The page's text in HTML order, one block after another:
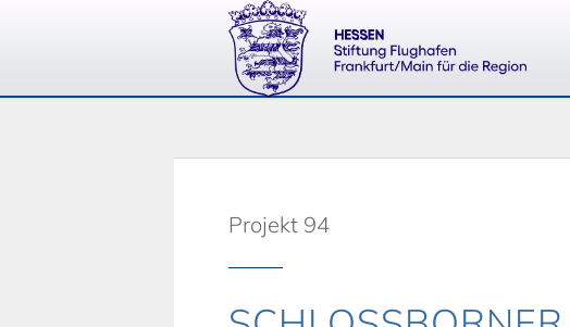
Projekt 94